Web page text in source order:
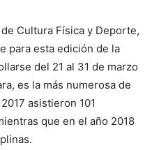
Cultura Física y Deporte,
para esta edición de la
del 21 al 31 de marzo
es la más numerosa de
asistieron 101
que en el año 2018